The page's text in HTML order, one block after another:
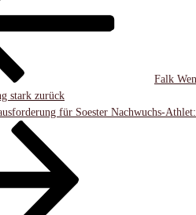
Falk
stark zurück
für Soester Nachwuchs-